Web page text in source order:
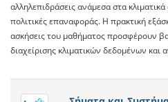
αλληλεπιδράσεις ανάμεσα στα
πολιτικές επαναφοράς. Η πρακτική
ασκήσεις του μαθήματος προσφέρουν
διαχείρισης κλιματικών δεδομένων και